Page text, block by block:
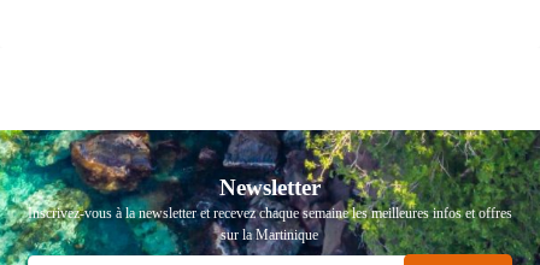
Newsletter
Inscrivez-vous à la newsletter et recevez chaque semaine les meilleures infos et offres
sur la Martinique